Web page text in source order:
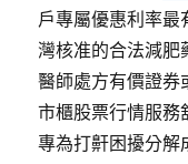
戶專屬優惠利率最
灣核准的合法減肥
醫師處方有價證券
市櫃股票行情服務
專為打鼾困擾分解